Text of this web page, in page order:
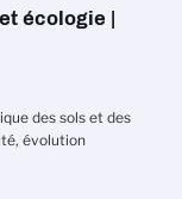
écologie |
des sols et des
évolution